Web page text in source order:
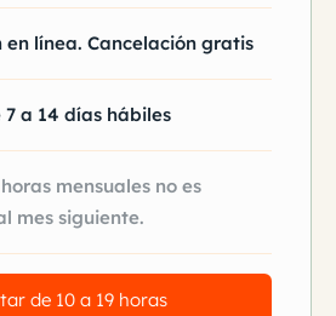
línea. Cancelación gratis
7 a 14 días hábiles
mensuales no es
mes siguiente.
de 10 a 19 horas